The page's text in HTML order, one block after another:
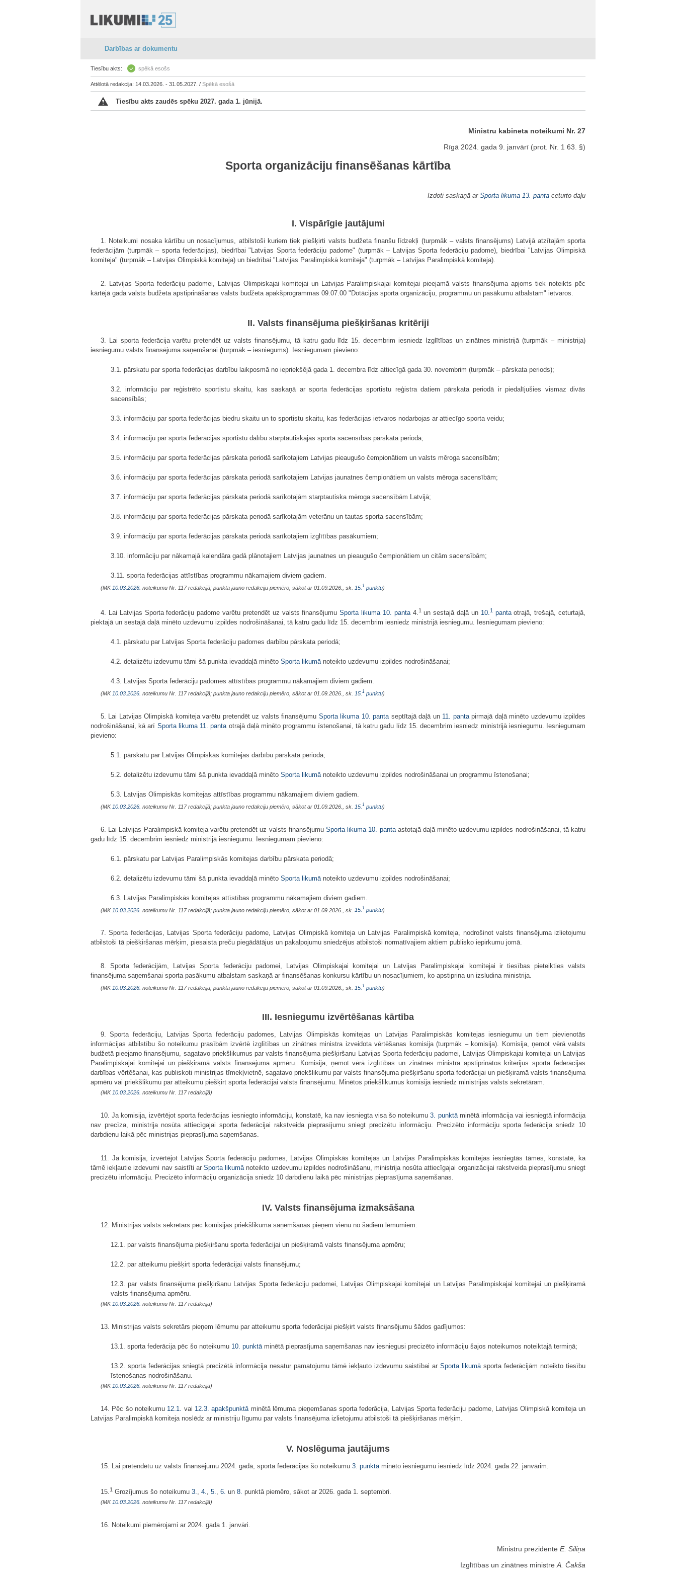
Darbības ar dokumentu
Tiesību akts: spēkā esošs
Attēlotā redakcija: 14.03.2026. - 31.05.2027. / Spēkā esošā
Tiesību akts zaudēs spēku 2027. gada 1. jūnijā.
Ministru kabineta noteikumi Nr. 27
Rīgā 2024. gada 9. janvārī (prot. Nr. 1 63. §)
Sporta organizāciju finansēšanas kārtība
Izdoti saskaņā ar Sporta likuma 13. panta ceturto daļu
I. Vispārīgie jautājumi
1. Noteikumi nosaka kārtību un nosacījumus, atbilstoši kuriem tiek piešķirti valsts budžeta finanšu līdzekļi (turpmāk – valsts finansējums) Latvijā atzītajām sporta
federācijām (turpmāk – sporta federācijas), biedrībai "Latvijas Sporta federāciju padome" (turpmāk – Latvijas Sporta federāciju padome), biedrībai "Latvijas Olimpiskā
komiteja" (turpmāk – Latvijas Olimpiskā komiteja) un biedrībai "Latvijas Paralimpiskā komiteja" (turpmāk – Latvijas Paralimpiskā komiteja).
2. Latvijas Sporta federāciju padomei, Latvijas Olimpiskajai komitejai un Latvijas Paralimpiskajai komitejai pieejamā valsts finansējuma apjoms tiek noteikts pēc
kārtējā gada valsts budžeta apstiprināšanas valsts budžeta apakšprogrammas 09.07.00 "Dotācijas sporta organizāciju, programmu un pasākumu atbalstam" ietvaros.
II. Valsts finansējuma piešķiršanas kritēriji
3. Lai sporta federācija varētu pretendēt uz valsts finansējumu, tā katru gadu līdz 15. decembrim iesniedz Izglītības un zinātnes ministrijā (turpmāk – ministrija)
iesniegumu valsts finansējuma saņemšanai (turpmāk – iesniegums). Iesniegumam pievieno:
3.1. pārskatu par sporta federācijas darbību laikposmā no iepriekšējā gada 1. decembra līdz attiecīgā gada 30. novembrim (turpmāk – pārskata periods);
3.2. informāciju par reģistrēto sportistu skaitu, kas saskaņā ar sporta federācijas sportistu reģistra datiem pārskata periodā ir piedalījušies vismaz divās
sacensībās;
3.3. informāciju par sporta federācijas biedru skaitu un to sportistu skaitu, kas federācijas ietvaros nodarbojas ar attiecīgo sporta veidu;
3.4. informāciju par sporta federācijas sportistu dalību starptautiskajās sporta sacensībās pārskata periodā;
3.5. informāciju par sporta federācijas pārskata periodā sarīkotajiem Latvijas pieaugušo čempionātiem un valsts mēroga sacensībām;
3.6. informāciju par sporta federācijas pārskata periodā sarīkotajiem Latvijas jaunatnes čempionātiem un valsts mēroga sacensībām;
3.7. informāciju par sporta federācijas pārskata periodā sarīkotajām starptautiska mēroga sacensībām Latvijā;
3.8. informāciju par sporta federācijas pārskata periodā sarīkotajām veterānu un tautas sporta sacensībām;
3.9. informāciju par sporta federācijas pārskata periodā sarīkotajiem izglītības pasākumiem;
3.10. informāciju par nākamajā kalendāra gadā plānotajiem Latvijas jaunatnes un pieaugušo čempionātiem un citām sacensībām;
3.11. sporta federācijas attīstības programmu nākamajiem diviem gadiem.
(MK 10.03.2026. noteikumu Nr. 117 redakcijā; punkta jauno redakciju piemēro, sākot ar 01.09.2026., sk. 15. 1 punktu)
4. Lai Latvijas Sporta federāciju padome varētu pretendēt uz valsts finansējumuSporta likuma 10. panta4.1un sestajā daļā un 10.1pantaotrajā, trešajā, ceturtajā,
piektajā un sestajā daļā minēto uzdevumu izpildes nodrošināšanai, tā katru gadu līdz 15. decembrim iesniedz ministrijā iesniegumu. Iesniegumam pievieno:
4.1. pārskatu par Latvijas Sporta federāciju padomes darbību pārskata periodā;
4.2. detalizētu izdevumu tāmi šā punkta ievaddaļā minēto Sporta likumānoteikto uzdevumu izpildes nodrošināšanai;
4.3. Latvijas Sporta federāciju padomes attīstības programmu nākamajiem diviem gadiem.
(MK 10.03.2026. noteikumu Nr. 117 redakcijā; punkta jauno redakciju piemēro, sākot ar 01.09.2026., sk. 15. 1 punktu)
5. Lai Latvijas Olimpiskā komiteja varētu pretendēt uz valsts finansējumu Sporta likuma 10. panta septītajā daļā un 11. pantapirmajā daļā minēto uzdevumu izpildes
nodrošināšanai, kā arī Sporta likuma 11. panta otrajā daļā minēto programmu īstenošanai, tā katru gadu līdz 15. decembrim iesniedz ministrijā iesniegumu. Iesniegumam
pievieno:
5.1. pārskatu par Latvijas Olimpiskās komitejas darbību pārskata periodā;
5.2. detalizētu izdevumu tāmi šā punkta ievaddaļā minēto Sporta likumā noteikto uzdevumu izpildes nodrošināšanai un programmu īstenošanai;
5.3. Latvijas Olimpiskās komitejas attīstības programmu nākamajiem diviem gadiem.
(MK 10.03.2026. noteikumu Nr. 117 redakcijā; punkta jauno redakciju piemēro, sākot ar 01.09.2026., sk. 15. 1 punktu)
6. Lai Latvijas Paralimpiskā komiteja varētu pretendēt uz valsts finansējumu Sporta likuma 10. pantaastotajā daļā minēto uzdevumu izpildes nodrošināšanai, tā katru
gadu līdz 15. decembrim iesniedz ministrijā iesniegumu. Iesniegumam pievieno:
6.1. pārskatu par Latvijas Paralimpiskās komitejas darbību pārskata periodā;
6.2. detalizētu izdevumu tāmi šā punkta ievaddaļā minēto Sporta likumā noteikto uzdevumu izpildes nodrošināšanai;
6.3. Latvijas Paralimpiskās komitejas attīstības programmu nākamajiem diviem gadiem.
(MK 10.03.2026. noteikumu Nr. 117 redakcijā; punkta jauno redakciju piemēro, sākot ar 01.09.2026., sk. 15. 1 punktu)
7. Sporta federācijas, Latvijas Sporta federāciju padome, Latvijas Olimpiskā komiteja un Latvijas Paralimpiskā komiteja, nodrošinot valsts finansējuma izlietojumu
atbilstoši tā piešķiršanas mērķim, piesaista preču piegādātājus un pakalpojumu sniedzējus atbilstoši normatīvajiem aktiem publisko iepirkumu jomā.
8. Sporta federācijām, Latvijas Sporta federāciju padomei, Latvijas Olimpiskajai komitejai un Latvijas Paralimpiskajai komitejai ir tiesības pieteikties valsts
finansējuma saņemšanai sporta pasākumu atbalstam saskaņā ar finansēšanas konkursu kārtību un nosacījumiem, ko apstiprina un izsludina ministrija.
(MK 10.03.2026. noteikumu Nr. 117 redakcijā; punkta jauno redakciju piemēro, sākot ar 01.09.2026., sk. 15. 1 punktu)
III. Iesniegumu izvērtēšanas kārtība
9. Sporta federāciju, Latvijas Sporta federāciju padomes, Latvijas Olimpiskās komitejas un Latvijas Paralimpiskās komitejas iesniegumu un tiem pievienotās
informācijas atbilstību šo noteikumu prasībām izvērtē izglītības un zinātnes ministra izveidota vērtēšanas komisija (turpmāk – komisija). Komisija, ņemot vērā valsts
budžetā pieejamo finansējumu, sagatavo priekšlikumus par valsts finansējuma piešķiršanu Latvijas Sporta federāciju padomei, Latvijas Olimpiskajai komitejai un Latvijas
Paralimpiskajai komitejai un piešķiramā valsts finansējuma apmēru. Komisija, ņemot vērā izglītības un zinātnes ministra apstiprinātos kritērijus sporta federācijas
darbības vērtēšanai, kas publiskoti ministrijas tīmekļvietnē, sagatavo priekšlikumu par valsts finansējuma piešķiršanu sporta federācijai un piešķiramā valsts finansējuma
apmēru vai priekšlikumu par atteikumu piešķirt sporta federācijai valsts finansējumu. Minētos priekšlikumus komisija iesniedz ministrijas valsts sekretāram.
(MK10.03.2026. noteikumu Nr. 117 redakcijā)
10. Ja komisija, izvērtējot sporta federācijas iesniegto informāciju, konstatē, ka nav iesniegta visa šo noteikumu3. punktāminētā informācija vai iesniegtā informācija
nav precīza, ministrija nosūta attiecīgajai sporta federācijai rakstveida pieprasījumu sniegt precizētu informāciju. Precizēto informāciju sporta federācija sniedz 10
darbdienu laikā pēc ministrijas pieprasījuma saņemšanas.
11. Ja komisija, izvērtējot Latvijas Sporta federāciju padomes, Latvijas Olimpiskās komitejas un Latvijas Paralimpiskās komitejas iesniegtās tāmes, konstatē, ka
tāmē iekļautie izdevumi nav saistīti ar Sporta likumānoteikto uzdevumu izpildes nodrošināšanu, ministrija nosūta attiecīgajai organizācijai rakstveida pieprasījumu sniegt
precizētu informāciju. Precizēto informāciju organizācija sniedz 10 darbdienu laikā pēc ministrijas pieprasījuma saņemšanas.
IV. Valsts finansējuma izmaksāšana
12. Ministrijas valsts sekretārs pēc komisijas priekšlikuma saņemšanas pieņem vienu no šādiem lēmumiem:
12.1. par valsts finansējuma piešķiršanu sporta federācijai un piešķiramā valsts finansējuma apmēru;
12.2. par atteikumu piešķirt sporta federācijai valsts finansējumu;
12.3. par valsts finansējuma piešķiršanu Latvijas Sporta federāciju padomei, Latvijas Olimpiskajai komitejai un Latvijas Paralimpiskajai komitejai un piešķiramā
valsts finansējuma apmēru.
(MK 10.03.2026. noteikumu Nr. 117 redakcijā)
13. Ministrijas valsts sekretārs pieņem lēmumu par atteikumu sporta federācijai piešķirt valsts finansējumu šādos gadījumos:
13.1. sporta federācija pēc šo noteikumu 10. punktāminētā pieprasījuma saņemšanas nav iesniegusi precizēto informāciju šajos noteikumos noteiktajā termiņā;
13.2. sporta federācijas sniegtā precizētā informācija nesatur pamatojumu tāmē iekļauto izdevumu saistībai ar Sporta likumāsporta federācijām noteikto tiesību
īstenošanas nodrošināšanu.
(MK 10.03.2026. noteikumu Nr. 117 redakcijā)
14. Pēc šo noteikumu 12.1. vai 12.3. apakšpunktā​​​​​​​minētā lēmuma pieņemšanas sporta federācija, Latvijas Sporta federāciju padome, Latvijas Olimpiskā komiteja un
Latvijas Paralimpiskā komiteja noslēdz ar ministriju līgumu par valsts finansējuma izlietojumu atbilstoši tā piešķiršanas mērķim.
V. Noslēguma jautājums
15. Lai pretendētu uz valsts finansējumu 2024. gadā, sporta federācijas šo noteikumu 3. punktā minēto iesniegumu iesniedz līdz 2024. gada 22. janvārim.
15.1 Grozījumus šo noteikumu 3., 4., 5., 6. un 8. punktā piemēro, sākot ar 2026. gada 1. septembri.
(MK 10.03.2026. noteikumu Nr. 117 redakcijā)
16. Noteikumi piemērojami ar 2024. gada 1. janvāri.
Ministru prezidente E. Siliņa
Izglītības un zinātnes ministre A. Čakša